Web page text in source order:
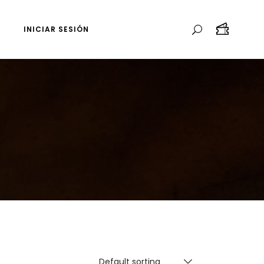
INICIAR SESIÓN
Default sorting